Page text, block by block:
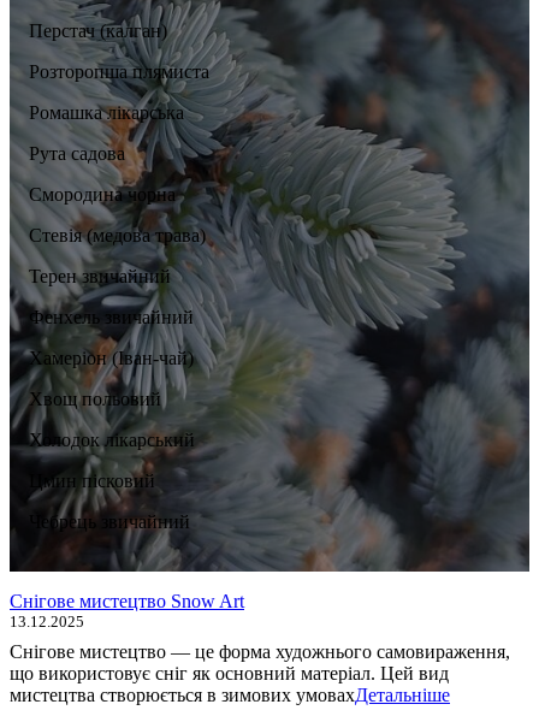
Перстач (калган)
Розторопша плямиста
Ромашка лікарська
Рута садова
Смородина чорна
Стевія (медова трава)
Терен звичайний
Фенхель звичайний
Хамеріон (Іван-чай)
Хвощ польовий
Холодок лікарський
Цмин пісковий
Чебрець звичайний
Снігове мистецтво Snow Art
13.12.2025
Снігове мистецтво — це форма художнього самовираження,
що використовує сніг як основний матеріал. Цей вид
мистецтва створюється в зимових умовахДетальніше